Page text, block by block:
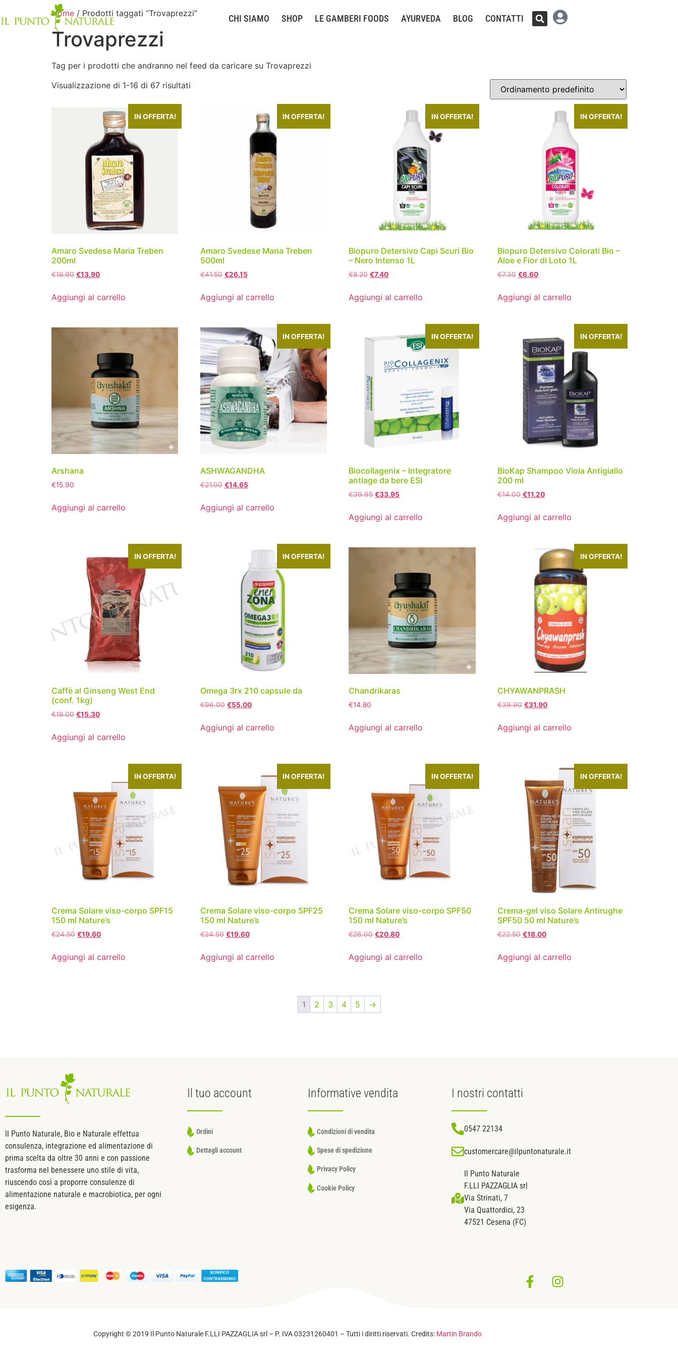
CHI SIAMO SHOP LE GAMBERI FOODS AYURVEDA BLOG CONTATTI
Home / Prodotti taggati “Trovaprezzi”
Trovaprezzi
Tag per i prodotti che andranno nel feed da caricare su Trovaprezzi
Visualizzazione di 1-16 di 67 risultati
IN OFFERTA!
Amaro Svedese Maria Treben
200ml
€18.90 €13.90
Aggiungi al carrello
IN OFFERTA!
Amaro Svedese Maria Treben
500ml
€41.50 €26.15
Aggiungi al carrello
IN OFFERTA!
Biopuro Detersivo Capi Scuri Bio
– Nero Intenso 1L
€8.20 €7.40
Aggiungi al carrello
IN OFFERTA!
Biopuro Detersivo Colorati Bio –
Aloe e Fior di Loto 1L
€7.30 €6.60
Aggiungi al carrello
Arshana
€15.90
Aggiungi al carrello
IN OFFERTA!
ASHWAGANDHA
€21.00 €14.65
Aggiungi al carrello
IN OFFERTA!
Biocollagenix – Integratore
antiage da bere ESI
€39.95 €33.95
Aggiungi al carrello
IN OFFERTA!
BioKap Shampoo Viola Antigiallo
200 ml
€14.00 €11.20
Aggiungi al carrello
IN OFFERTA!
Caffè al Ginseng West End
(conf. 1kg)
€18.00 €15.30
Aggiungi al carrello
IN OFFERTA!
Omega 3rx 210 capsule da
€96.00 €55.00
Aggiungi al carrello
Chandrikaras
€14.80
Aggiungi al carrello
IN OFFERTA!
CHYAWANPRASH
€39.90 €31.90
Aggiungi al carrello
IN OFFERTA!
Crema Solare viso-corpo SPF15
150 ml Nature’s
€24.50 €19.60
Aggiungi al carrello
IN OFFERTA!
Crema Solare viso-corpo SPF25
150 ml Nature’s
€24.50 €19.60
Aggiungi al carrello
IN OFFERTA!
Crema Solare viso-corpo SPF50
150 ml Nature’s
€26.00 €20.80
Aggiungi al carrello
IN OFFERTA!
Crema-gel viso Solare Antirughe
SPF50 50 ml Nature’s
€22.50 €18.00
Aggiungi al carrello
1 2 3 4 5 →
Il Punto Naturale, Bio e Naturale effettua
consulenza, integrazione ed alimentazione di
prima scelta da oltre 30 anni e con passione
trasforma nel benessere uno stile di vita,
riuscendo così a proporre consulenze di
alimentazione naturale e macrobiotica, per ogni
esigenza.
Il tuo account
Ordini
Dettagli account
Informative vendita
Condizioni di vendita
Spese di spedizione
Privacy Policy
Cookie Policy
I nostri contatti
0547 22134
customercare@ilpuntonaturale.it
Il Punto Naturale
F.LLI PAZZAGLIA srl
Via Strinati, 7
Via Quattordici, 23
47521 Cesena (FC)
Copyright © 2019 Il Punto Naturale F.LLI PAZZAGLIA srl – P. IVA 03231260401 – Tutti i diritti riservati. Credits: Martin Brando